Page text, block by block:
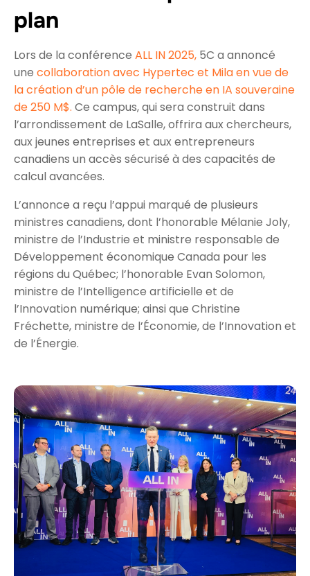
plan
Lors de la conférence ALL IN 2025, 5C a annoncé
une collaboration avec Hypertec et Mila en vue de
la création d’un pôle de recherche en IA souveraine
de 250 M$. Ce campus, qui sera construit dans
l’arrondissement de LaSalle, offrira aux chercheurs,
aux jeunes entreprises et aux entrepreneurs
canadiens un accès sécurisé à des capacités de
calcul avancées.
L’annonce a reçu l’appui marqué de plusieurs
ministres canadiens, dont l’honorable Mélanie Joly,
ministre de l’Industrie et ministre responsable de
Développement économique Canada pour les
régions du Québec; l’honorable Evan Solomon,
ministre de l’Intelligence artificielle et de
l’Innovation numérique; ainsi que Christine
Fréchette, ministre de l’Économie, de l’Innovation et
de l’Énergie.